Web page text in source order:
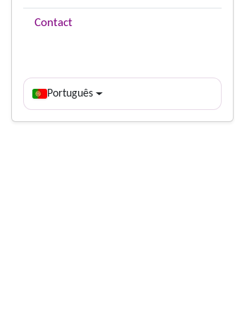
Contact
Português